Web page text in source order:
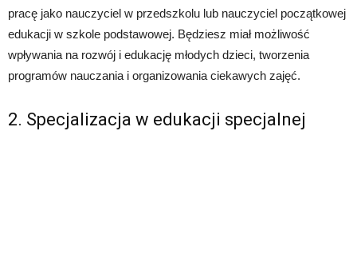
pracę jako nauczyciel w przedszkolu lub nauczyciel początkowej
edukacji w szkole podstawowej. Będziesz miał możliwość
wpływania na rozwój i edukację młodych dzieci, tworzenia
programów nauczania i organizowania ciekawych zajęć.
2. Specjalizacja w edukacji specjalnej